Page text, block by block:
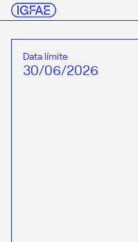
Data límite
30/06/2026